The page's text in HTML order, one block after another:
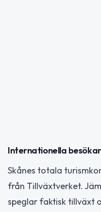
Internationella
Skånes totala
från Tillväxtverket.
speglar faktisk tillväxt